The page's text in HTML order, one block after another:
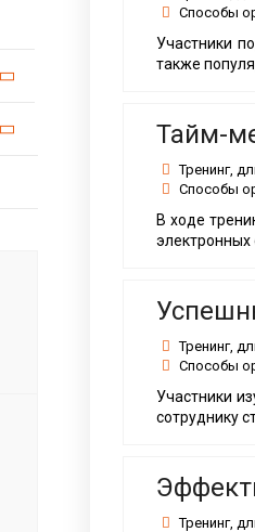
Способы
Участники
также
Тайм-
Тренинг,
Способы
В ходе
электронных
Тренинг,
Способы
Участники
сотруднику
Тренинг,